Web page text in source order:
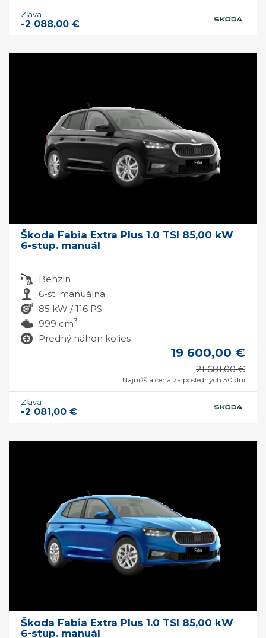
Zľava
-2 088,00 €
Škoda Fabia Extra Plus 1.0 TSI 85,00 kW
6-stup. manuál
Benzín
6-st. manuálna
85 kW / 116 PS
999 cm3
Predný náhon kolies
19 600,00 €
21 681,00 €
Najnižšia cena za posledných 30 dní
Zľava
-2 081,00 €
Škoda Fabia Extra Plus 1.0 TSI 85,00 kW
6-stup. manuál